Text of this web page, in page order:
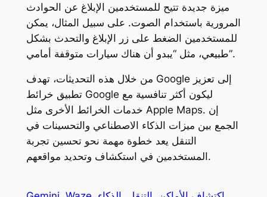
ميزة جديدة تتيح للمستخدمين الإبلاغ عن الحوادث
المرورية باستخدام الصوت. على سبيل المثال، يمكن
للمستخدمين الضغط على زر الإبلاغ والتحدث بشكل
طبيعي، مثل “يبدو أن هناك سيارات متوقفة أمامي”.
من خلال هذه التحديثات، تهدف Google إلى تعزيز
تطبيق خرائط Google ليكون أكثر تنافسية مع
خدمات الخرائط الأخرى مثل Apple Maps. إن
الجمع بين ميزات الذكاء الاصطناعي والتحسينات في
التنقل يعد خطوة مهمة نحو تحسين تجربة
المستخدمين في استكشاف وتحديد مواقعهم.